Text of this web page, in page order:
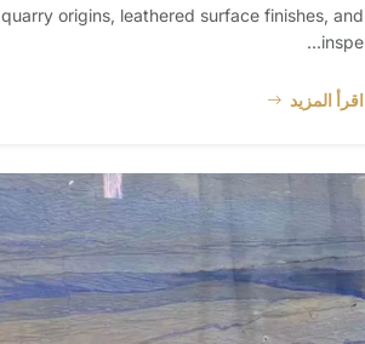
quarry origins, leathered surface finishes, and
inspe...
اقرأ المزيد